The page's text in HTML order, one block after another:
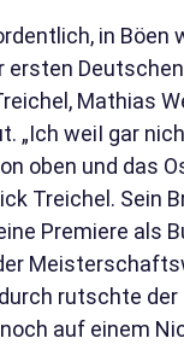
in
Deutschen
Mathias
„Ich weiІ gar
oben und das
Treichel. Sein
Premiere als
rutschte der
auf einem